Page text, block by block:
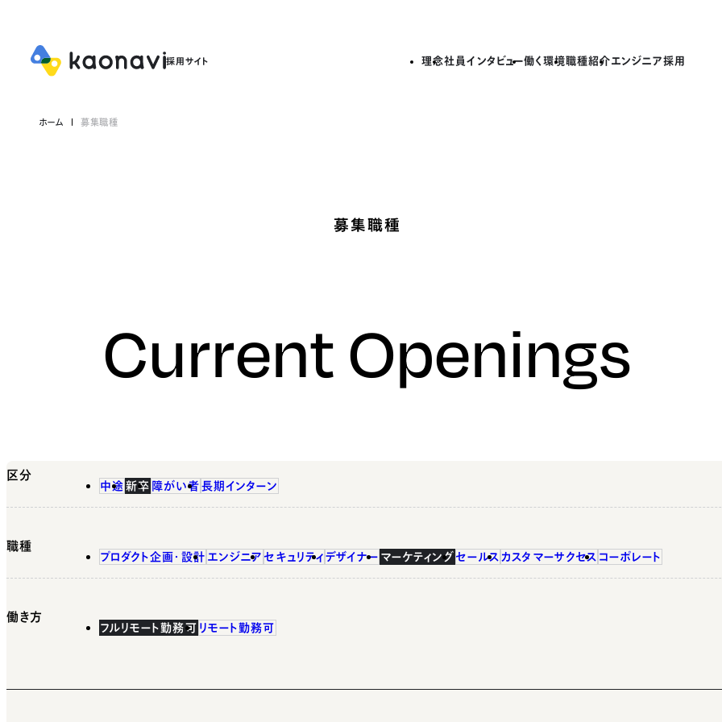
理念社員インタビュー働く環境職種紹介エンジニア採用
ホーム 募集職種
募集職種
Current Openings
区分
中途 新卒 障がい者 長期インターン
職種
プロダクト企画・設計 エンジニア セキュリティ デザイナー マーケティング セールス カスタマーサクセス コーポレート
働き方
フルリモート勤務可 リモート勤務可